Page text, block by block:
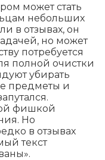
может стать
небольших
в отзывах, он
но может
потребуется
полной очистки
убирать
предметы и
фишкой
Но
в отзывах
текст